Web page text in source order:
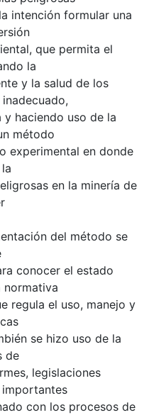
intención formular una
que permita el
la
y la salud de los
haciendo uso de la
método
experimental en donde
en la minería de
del método se
conocer el estado
normativa
regula el uso, manejo y
se hizo uso de la
de
legislaciones
con los procesos de